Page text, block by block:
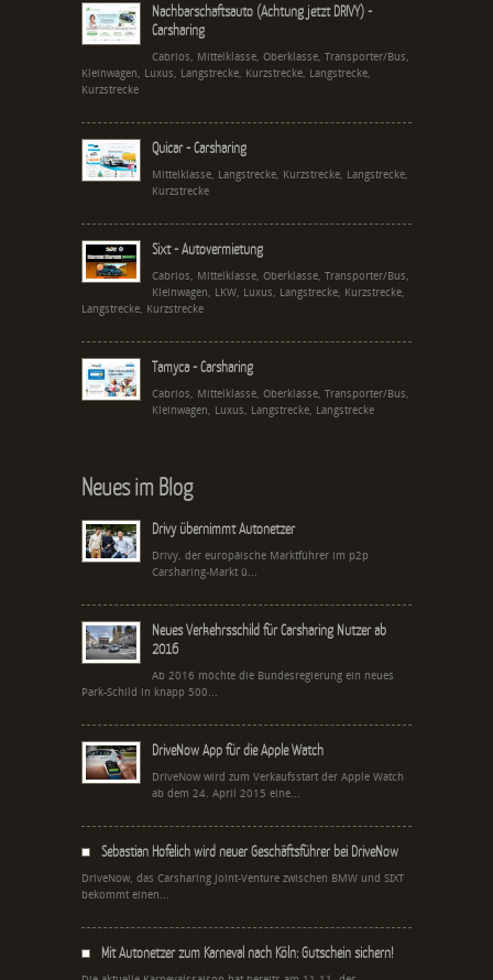
Nachbarschaftsauto (Achtung jetzt DRIVY) -
Carsharing
Cabrios, Mittelklasse, Oberklasse, Transporter/Bus,
Kleinwagen, Luxus, Langstrecke, Kurzstrecke, Langstrecke,
Kurzstrecke
Quicar - Carsharing
Mittelklasse, Langstrecke, Kurzstrecke, Langstrecke,
Kurzstrecke
Sixt - Autovermietung
Cabrios, Mittelklasse, Oberklasse, Transporter/Bus,
Kleinwagen, LKW, Luxus, Langstrecke, Kurzstrecke,
Langstrecke, Kurzstrecke
Tamyca - Carsharing
Cabrios, Mittelklasse, Oberklasse, Transporter/Bus,
Kleinwagen, Luxus, Langstrecke, Langstrecke
Neues im Blog
Drivy übernimmt Autonetzer
Drivy, der europäische Marktführer im p2p
Carsharing-Markt ü...
Neues Verkehrsschild für Carsharing Nutzer ab
2016
Ab 2016 möchte die Bundesregierung ein neues
Park-Schild in knapp 500...
DriveNow App für die Apple Watch
DriveNow wird zum Verkaufsstart der Apple Watch
ab dem 24. April 2015 eine...
Sebastian Hofelich wird neuer Geschäftsführer bei DriveNow
DriveNow, das Carsharing Joint-Venture zwischen BMW und SIXT
bekommt einen...
Mit Autonetzer zum Karneval nach Köln: Gutschein sichern!